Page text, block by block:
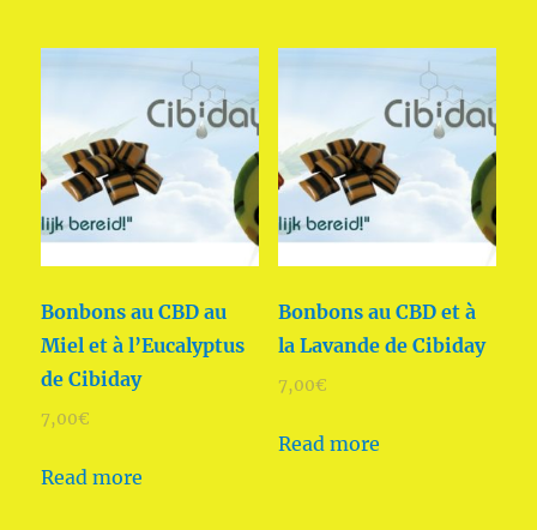
Bonbons au CBD au
Miel et à l’Eucalyptus
de Cibiday
7,00€
Read more
Bonbons au CBD et à
la Lavande de Cibiday
7,00€
Read more